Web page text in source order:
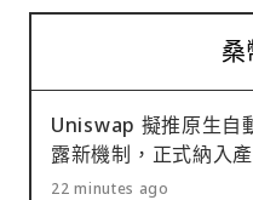
Uniswap 擬推原生自
露新機制，正式納入
22 minutes ago